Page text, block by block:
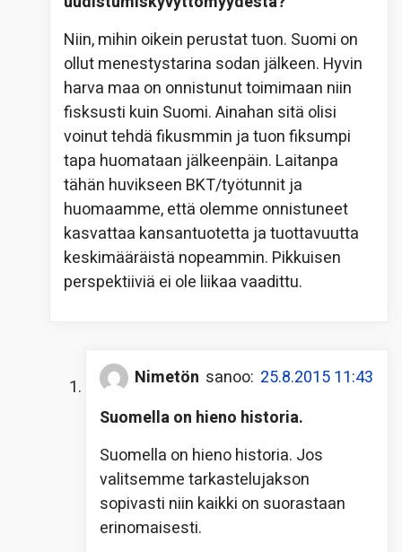
Niin, mihin oikein perustat tuon. Suomi on
ollut menestystarina sodan jälkeen. Hyvin
harva maa on onnistunut toimimaan niin
fisksusti kuin Suomi. Ainahan sitä olisi
voinut tehdä fikusmmin ja tuon fiksumpi
tapa huomataan jälkeenpäin. Laitanpa
tähän huvikseen BKT/työtunnit ja
huomaamme, että olemme onnistuneet
kasvattaa kansantuotetta ja tuottavuutta
keskimääräistä nopeammin. Pikkuisen
perspektiiviä ei ole liikaa vaadittu.
Nimetön sanoo: 25.8.2015 11:43
Suomella on hieno historia.
Suomella on hieno historia. Jos
valitsemme tarkastelujakson
sopivasti niin kaikki on suorastaan
erinomaisesti.